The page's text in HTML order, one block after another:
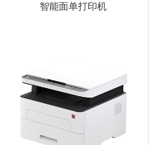
智能面单打印机